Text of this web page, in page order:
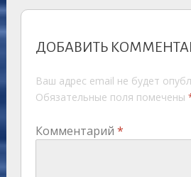
ДОБАВИТЬ
Ваш адрес email не будет
Обязательные поля помечены
Комментарий *